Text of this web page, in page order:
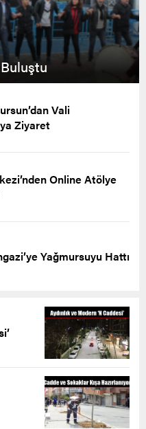
Vali
Ziyaret
Online Atölye
Yağmursuyu Hattı